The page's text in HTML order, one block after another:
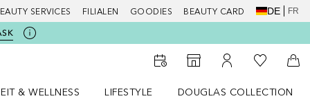
SERVICES FILIALEN GOODIES BEAUTY CARD DE FR
Zum Storefinder
Zu Meinem
Zu Meiner
& WELLNESS
LIFESTYLE
DOUGLAS COLLECTION